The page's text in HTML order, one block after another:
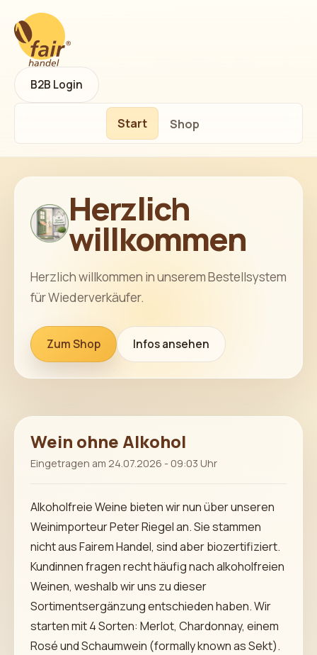
Start Shop
B2B Login
Herzlich
willkommen
Herzlich willkommen in unserem Bestellsystem
für Wiederverkäufer.
Zum Shop Infos ansehen
Wein ohne Alkohol
Eingetragen am 24.07.2026 - 09:03 Uhr
Alkoholfreie Weine bieten wir nun über unseren
Weinimporteur Peter Riegel an. Sie stammen
nicht aus Fairem Handel, sind aber biozertifiziert.
Kundinnen fragen recht häufig nach alkoholfreien
Weinen, weshalb wir uns zu dieser
Sortimentsergänzung entschieden haben. Wir
starten mit 4 Sorten: Merlot, Chardonnay, einem
Rosé und Schaumwein (formally known as Sekt).